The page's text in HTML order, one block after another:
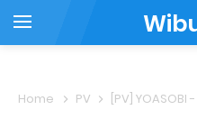
Home PV [PV] YOASOBI -